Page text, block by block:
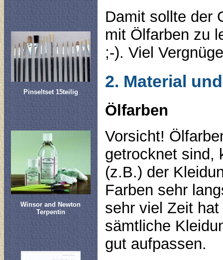
Pinseltset 15teilig
Winsor and Newton
Terpentin
Damit sollte der
mit Ölfarben zu
;-). Viel
2. Material
Ölfarben
Vorsicht!
getrocknet sind,
(z.B.) der
Farben sehr
sehr viel Zeit
sämtliche
gut aufpassen.